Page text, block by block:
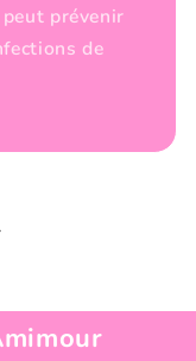
prévenir
de